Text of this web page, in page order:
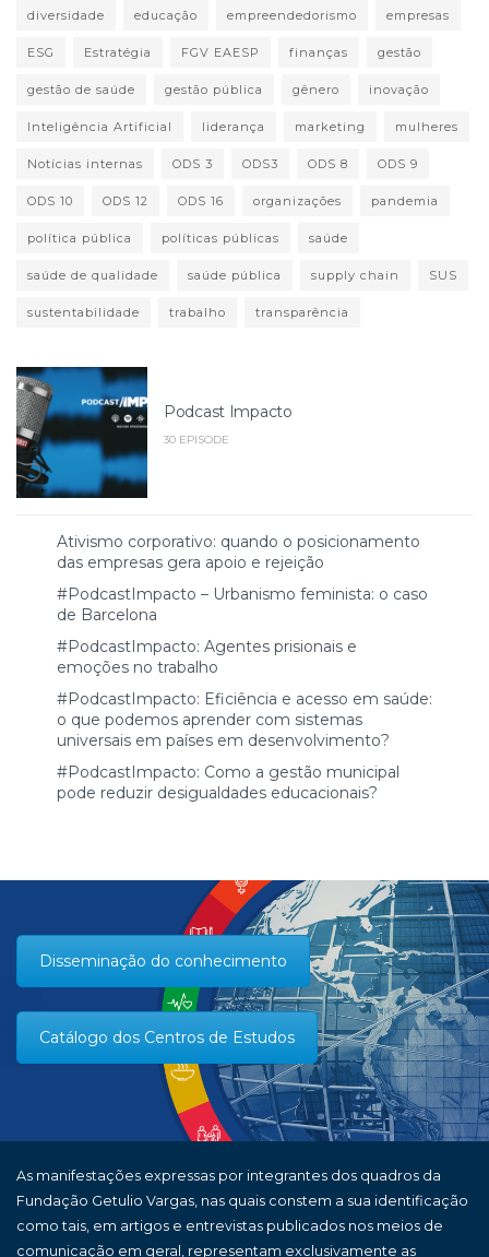
diversidade educação empreendedorismo empresas
ESG Estratégia FGV EAESP finanças gestão
gestão de saúde gestão pública gênero inovação
Inteligência Artificial liderança marketing mulheres
Notícias internas ODS 3 ODS3 ODS 8 ODS 9
ODS 10 ODS 12 ODS 16 organizações pandemia
política pública políticas públicas saúde
saúde de qualidade saúde pública supply chain SUS
sustentabilidade trabalho transparência
Podcast Impacto
30 EPISODE
Ativismo corporativo: quando o posicionamento
das empresas gera apoio e rejeição
#PodcastImpacto – Urbanismo feminista: o caso
de Barcelona
#PodcastImpacto: Agentes prisionais e
emoções no trabalho
#PodcastImpacto: Eficiência e acesso em saúde:
o que podemos aprender com sistemas
universais em países em desenvolvimento?
#PodcastImpacto: Como a gestão municipal
pode reduzir desigualdades educacionais?
Disseminação do conhecimento
Catálogo dos Centros de Estudos
As manifestações expressas por integrantes dos quadros da
Fundação Getulio Vargas, nas quais constem a sua identificação
como tais, em artigos e entrevistas publicados nos meios de
comunicação em geral, representam exclusivamente as